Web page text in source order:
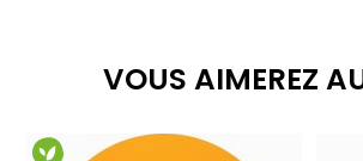
VOUS AIMEREZ